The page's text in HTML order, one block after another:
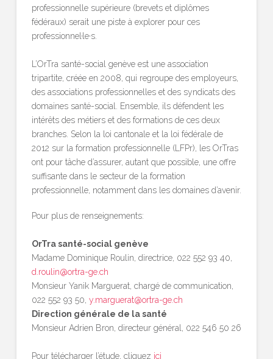
professionnelle supérieure (brevets et diplômes
fédéraux) serait une piste à explorer pour ces
professionnel·le·s.
L’OrTra santé-social genève est une association
tripartite, créée en 2008, qui regroupe des employeurs,
des associations professionnelles et des syndicats des
domaines santé-social. Ensemble, ils défendent les
intérêts des métiers et des formations de ces deux
branches. Selon la loi cantonale et la loi fédérale de
2012 sur la formation professionnelle (LFPr), les OrTras
ont pour tâche d’assurer, autant que possible, une offre
suffisante dans le secteur de la formation
professionnelle, notamment dans les domaines d’avenir.
Pour plus de renseignements:
OrTra santé-social genève
Madame Dominique Roulin, directrice, 022 552 93 40,
d.roulin@ortra-ge.ch
Monsieur Yanik Marguerat, chargé de communication,
022 552 93 50, y.marguerat@ortra-ge.ch
Direction générale de la santé
Monsieur Adrien Bron, directeur général, 022 546 50 26
Pour télécharger l’étude, cliquez ici